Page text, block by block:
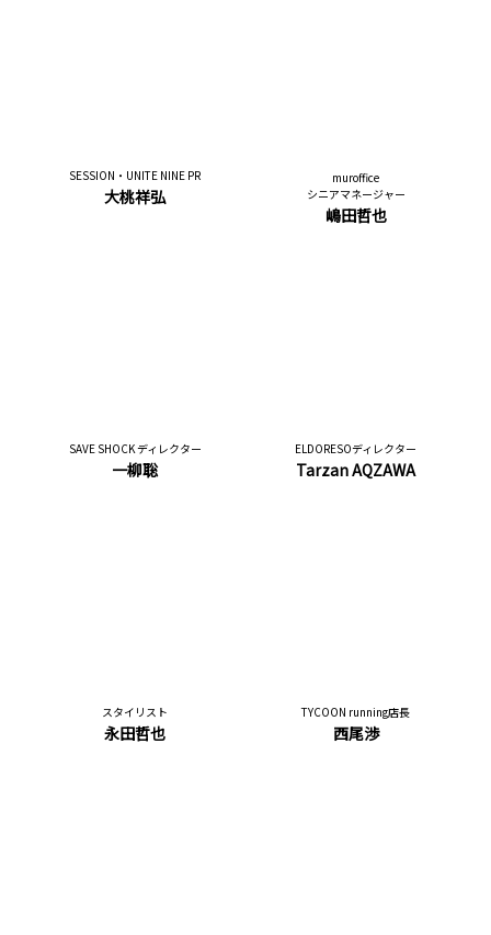
SESSION・UNITE NINE PR
大桃祥弘
muroffice
シニアマネージャー
嶋田哲也
SAVE SHOCK ディレクター
一柳聡
ELDORESOディレクター
Tarzan AQZAWA
スタイリスト
永田哲也
TYCOON running店長
西尾渉